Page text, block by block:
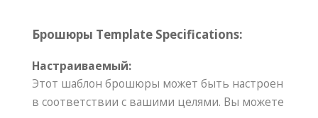
Брошюры Template Specifications:
Настраиваемый:
Этот шаблон брошюры может быть настроен
в соответствии с вашими целями. Вы можете